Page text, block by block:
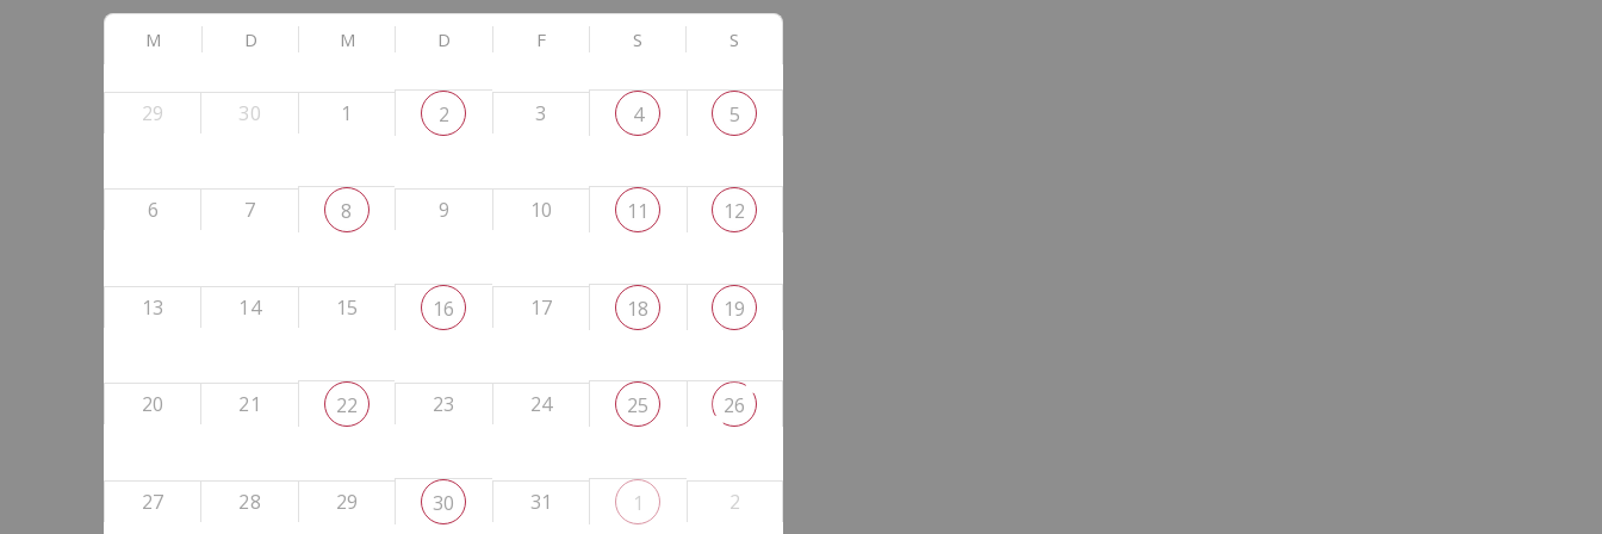
M D M D F S S
29 30 1 2 3 4 5
6 7 8 9 10 11 12
13 14 15 16 17 18 19
20 21 22 23 24 25 26
27 28 29 30 31 1 2